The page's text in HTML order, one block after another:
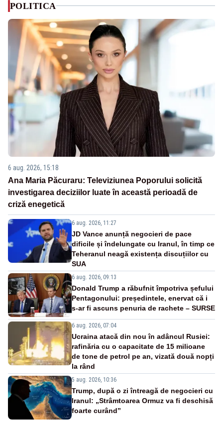
POLITICA
6 aug. 2026, 15:18
Ana Maria Păcuraru: Televiziunea Poporului solicită
investigarea deciziilor luate în această perioadă de
criză enegetică
6 aug. 2026, 11:27
JD Vance anunță negocieri de pace
dificile și îndelungate cu Iranul, în timp ce
Teheranul neagă existența discuțiilor cu
SUA
6 aug. 2026, 09:13
Donald Trump a răbufnit împotriva șefului
Pentagonului: președintele, enervat că i
s-ar fi ascuns penuria de rachete – SURSE
6 aug. 2026, 07:04
Ucraina atacă din nou în adâncul Rusiei:
rafinăria cu o capacitate de 15 milioane
de tone de petrol pe an, vizată două nopți
la rând
5 aug. 2026, 10:36
Trump, după o zi întreagă de negocieri cu
Iranul: „Strâmtoarea Ormuz va fi deschisă
foarte curând”